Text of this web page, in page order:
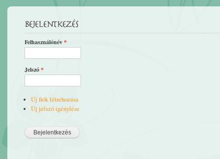
Bejelentkezés
Felhasználónév*
Jelszó*
Új fiók létrehozása
Új jelszó igénylése